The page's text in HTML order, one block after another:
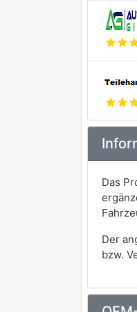
starstar
starstar
Das
Der
bzw.